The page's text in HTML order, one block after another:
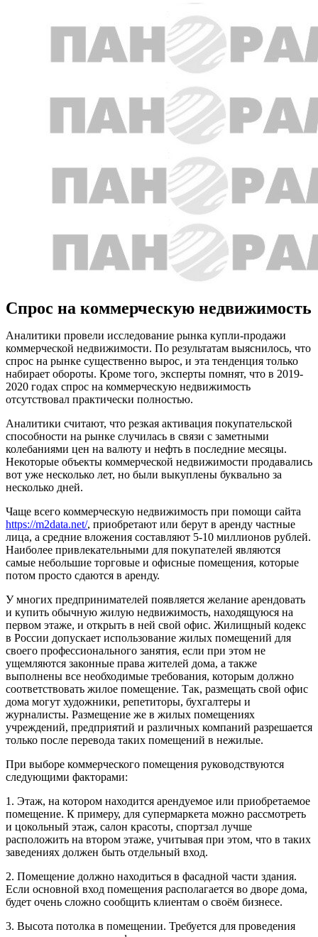
Спрос на коммерческую недвижимость
Аналитики провели исследование рынка купли-продажи
коммерческой недвижимости. По результатам выяснилось, что
спрос на рынке существенно вырос, и эта тенденция только
набирает обороты. Кроме того, эксперты помнят, что в 2019-
2020 годах спрос на коммерческую недвижимость
отсутствовал практически полностью.
Аналитики считают, что резкая активация покупательской
способности на рынке случилась в связи с заметными
колебаниями цен на валюту и нефть в последние месяцы.
Некоторые объекты коммерческой недвижимости продавались
вот уже несколько лет, но были выкуплены буквально за
несколько дней.
Чаще всего коммерческую недвижимость при помощи сайта
https://m2data.net/, приобретают или берут в аренду частные
лица, а средние вложения составляют 5-10 миллионов рублей.
Наиболее привлекательными для покупателей являются
самые небольшие торговые и офисные помещения, которые
потом просто сдаются в аренду.
У многих предпринимателей появляется желание арендовать
и купить обычную жилую недвижимость, находящуюся на
первом этаже, и открыть в ней свой офис. Жилищный кодекс
в России допускает использование жилых помещений для
своего профессионального занятия, если при этом не
ущемляются законные права жителей дома, а также
выполнены все необходимые требования, которым должно
соответствовать жилое помещение. Так, размещать свой офис
дома могут художники, репетиторы, бухгалтеры и
журналисты. Размещение же в жилых помещениях
учреждений, предприятий и различных компаний разрешается
только после перевода таких помещений в нежилые.
При выборе коммерческого помещения руководствуются
следующими факторами:
1. Этаж, на котором находится арендуемое или приобретаемое
помещение. К примеру, для супермаркета можно рассмотреть
и цокольный этаж, салон красоты, спортзал лучше
расположить на втором этаже, учитывая при этом, что в таких
заведениях должен быть отдельный вход.
2. Помещение должно находиться в фасадной части здания.
Если основной вход помещения располагается во дворе дома,
будет очень сложно сообщить клиентам о своём бизнесе.
3. Высота потолка в помещении. Требуется для проведения